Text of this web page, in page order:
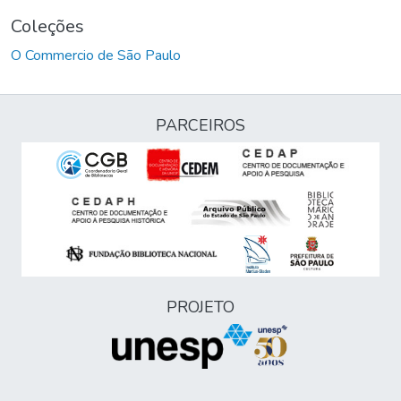
Coleções
O Commercio de São Paulo
PARCEIROS
PROJETO